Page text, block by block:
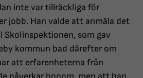
inte var tillräckliga för
jobb. Han valde att anmäla det
Skolinspektionen, som gav
kommun bad därefter om
att erfarenheterna från